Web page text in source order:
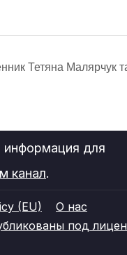
Тетяна Малярчук
информация для
канал.
(EU)
О нас
под